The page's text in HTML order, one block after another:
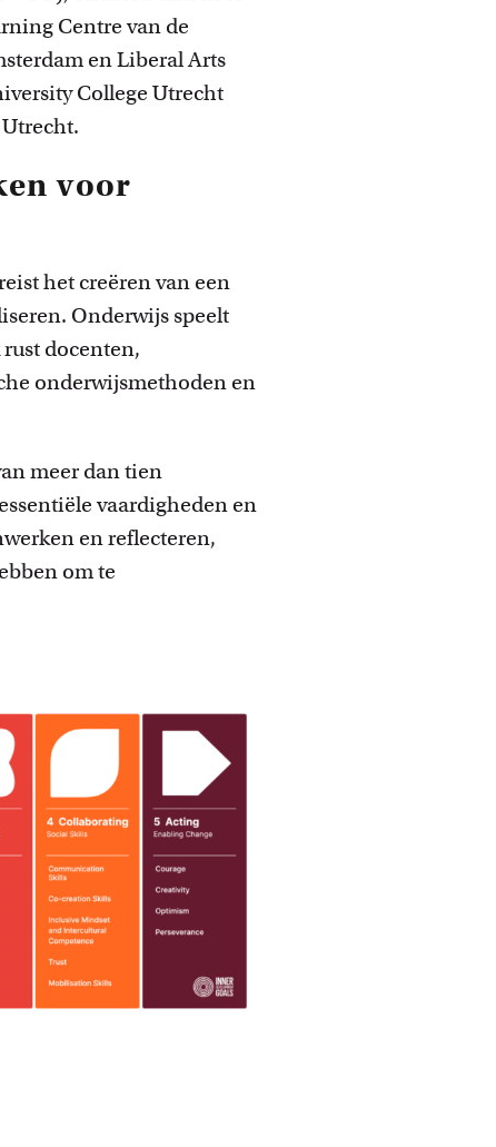
Centre van de
en Liberal Arts
College Utrecht
voor
het creëren van een
Onderwijs speelt
docenten,
onderwijsmethoden en
meer dan tien
vaardigheden en
en reflecteren,
om te